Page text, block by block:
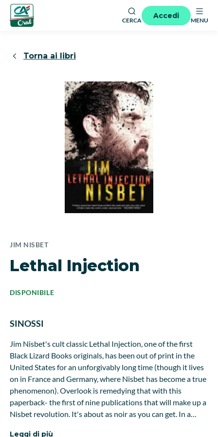
CERCA
Accedi
MENU
Torna ai libri
JIM NISBET
Lethal Injection
DISPONIBILE
SINOSSI
Jim Nisbet's cult classic Lethal Injection, one of the first
Black Lizard Books originals, has been out of print in the
United States for an unforgivably long time (though it lives
on in France and Germany, where Nisbet has become a true
phenomenon). Overlook is remedying that with this
paperback- the first of nine publications that will make up a
Nisbet revolution. It's about as noir as you can get. In a
Leggi di più